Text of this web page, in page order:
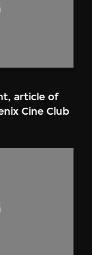
article of
Cine Club